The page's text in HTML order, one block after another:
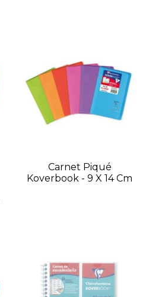
Carnet Piqué
Koverbook - 9 X 14 Cm